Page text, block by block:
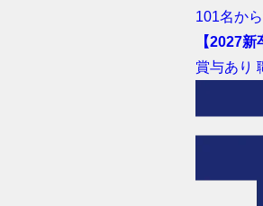
101名か
【2027
賞与あり